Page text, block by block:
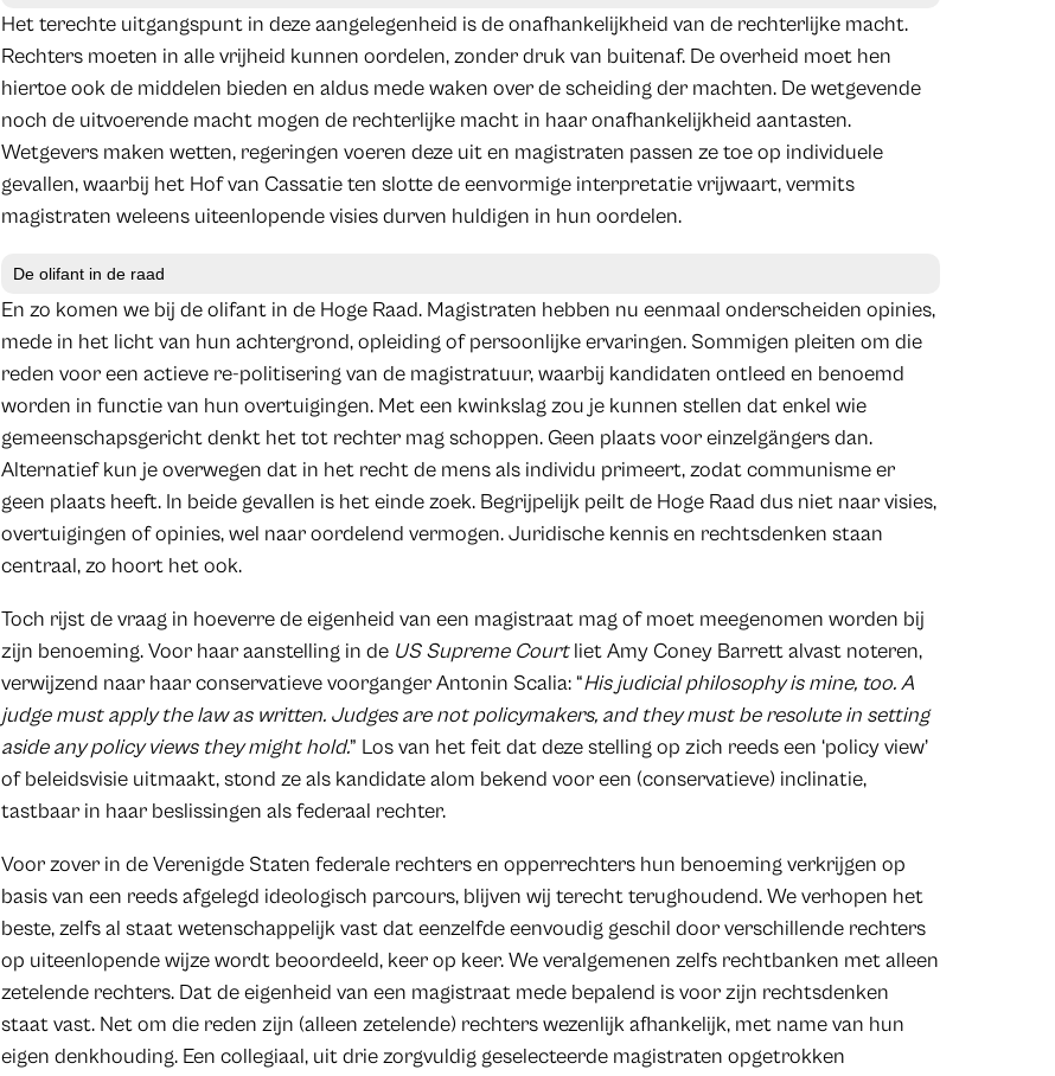
Het terechte uitgangspunt in deze aangelegenheid is de onafhankelijkheid van de rechterlijke macht.
Rechters moeten in alle vrijheid kunnen oordelen, zonder druk van buitenaf. De overheid moet hen
hiertoe ook de middelen bieden en aldus mede waken over de scheiding der machten. De wetgevende
noch de uitvoerende macht mogen de rechterlijke macht in haar onafhankelijkheid aantasten.
Wetgevers maken wetten, regeringen voeren deze uit en magistraten passen ze toe op individuele
gevallen, waarbij het Hof van Cassatie ten slotte de eenvormige interpretatie vrijwaart, vermits
magistraten weleens uiteenlopende visies durven huldigen in hun oordelen.
De olifant in de raad
En zo komen we bij de olifant in de Hoge Raad. Magistraten hebben nu eenmaal onderscheiden opinies,
mede in het licht van hun achtergrond, opleiding of persoonlijke ervaringen. Sommigen pleiten om die
reden voor een actieve re-politisering van de magistratuur, waarbij kandidaten ontleed en benoemd
worden in functie van hun overtuigingen. Met een kwinkslag zou je kunnen stellen dat enkel wie
gemeenschapsgericht denkt het tot rechter mag schoppen. Geen plaats voor einzelgängers dan.
Alternatief kun je overwegen dat in het recht de mens als individu primeert, zodat communisme er
geen plaats heeft. In beide gevallen is het einde zoek. Begrijpelijk peilt de Hoge Raad dus niet naar visies,
overtuigingen of opinies, wel naar oordelend vermogen. Juridische kennis en rechtsdenken staan
centraal, zo hoort het ook.
Toch rijst de vraag in hoeverre de eigenheid van een magistraat mag of moet meegenomen worden bij
zijn benoeming. Voor haar aanstelling in de US Supreme Courtliet Amy Coney Barrett alvast noteren,
verwijzend naar haar conservatieve voorganger Antonin Scalia: “His judicial philosophy is mine, too. A
judge must apply the law as written. Judges are not policymakers, and they must be resolute in setting
aside any policy views they might hold.” Los van het feit dat deze stelling op zich reeds een ‘policy view’
of beleidsvisie uitmaakt, stond ze als kandidate alom bekend voor een (conservatieve) inclinatie,
tastbaar in haar beslissingen als federaal rechter.
Voor zover in de Verenigde Staten federale rechters en opperrechters hun benoeming verkrijgen op
basis van een reeds afgelegd ideologisch parcours, blijven wij terecht terughoudend. We verhopen het
beste, zelfs al staat wetenschappelijk vast dat eenzelfde eenvoudig geschil door verschillende rechters
op uiteenlopende wijze wordt beoordeeld, keer op keer. We veralgemenen zelfs rechtbanken met alleen
zetelende rechters. Dat de eigenheid van een magistraat mede bepalend is voor zijn rechtsdenken
staat vast. Net om die reden zijn (alleen zetelende) rechters wezenlijk afhankelijk, met name van hun
eigen denkhouding. Een collegiaal, uit drie zorgvuldig geselecteerde magistraten opgetrokken